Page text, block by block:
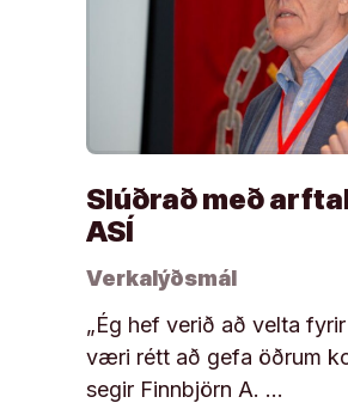
Slúðrað með
ASÍ
Verkalýðsmál
„Ég hef verið að velta
væri rétt að gefa öðrum
segir Finnbjörn A. …